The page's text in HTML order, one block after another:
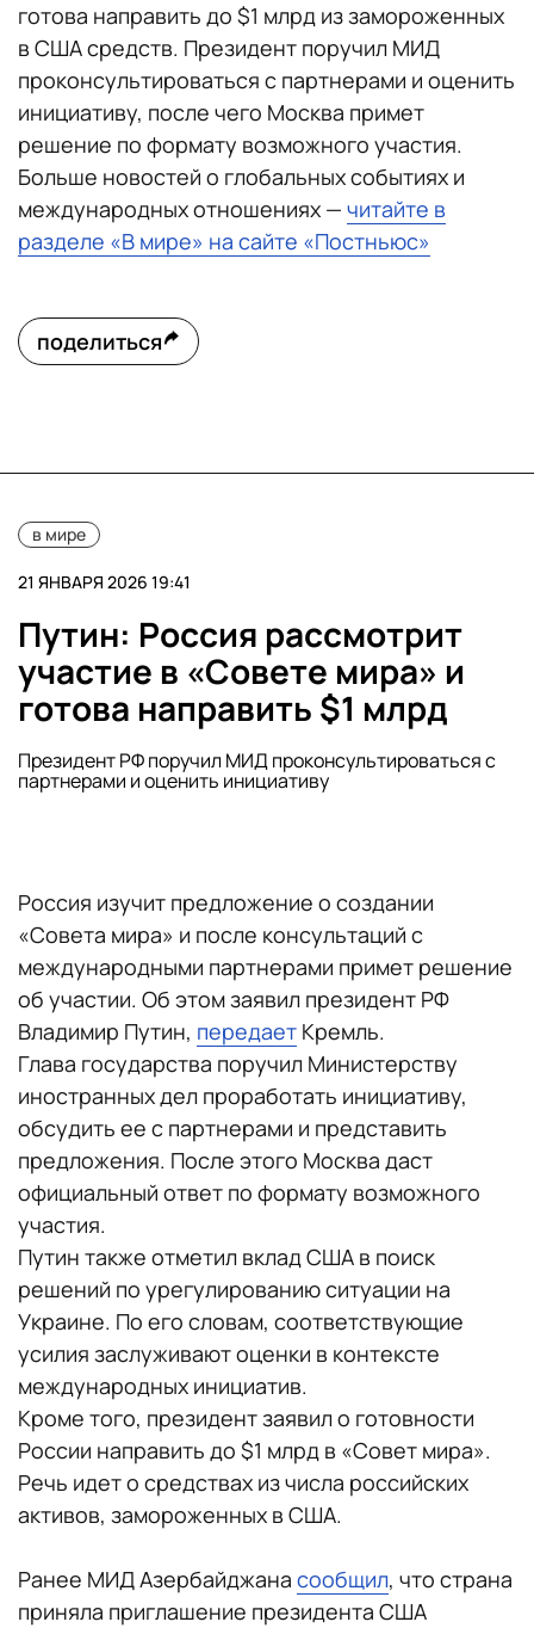
готова направить до $1 млрд из замороженных
в США средств. Президент поручил МИД
проконсультироваться с партнерами и оценить
инициативу, после чего Москва примет
решение по формату возможного участия.
Больше новостей о глобальных событиях и
международных отношениях — читайте в
разделе «В мире» на сайте «Постньюс»
поделиться
в мире
21 ЯНВАРЯ 2026 19:41
Путин: Россия рассмотрит
участие в «Совете мира» и
готова направить $1 млрд
Президент РФ поручил МИД проконсультироваться с
партнерами и оценить инициативу
Россия изучит предложение о создании
«Совета мира» и после консультаций с
международными партнерами примет решение
об участии. Об этом заявил президент РФ
Владимир Путин, передает Кремль.
Глава государства поручил Министерству
иностранных дел проработать инициативу,
обсудить ее с партнерами и представить
предложения. После этого Москва даст
официальный ответ по формату возможного
участия.
Путин также отметил вклад США в поиск
решений по урегулированию ситуации на
Украине. По его словам, соответствующие
усилия заслуживают оценки в контексте
международных инициатив.
Кроме того, президент заявил о готовности
России направить до $1 млрд в «Совет мира».
Речь идет о средствах из числа российских
активов, замороженных в США.
Ранее МИД Азербайджана сообщил, что страна
приняла приглашение президента США